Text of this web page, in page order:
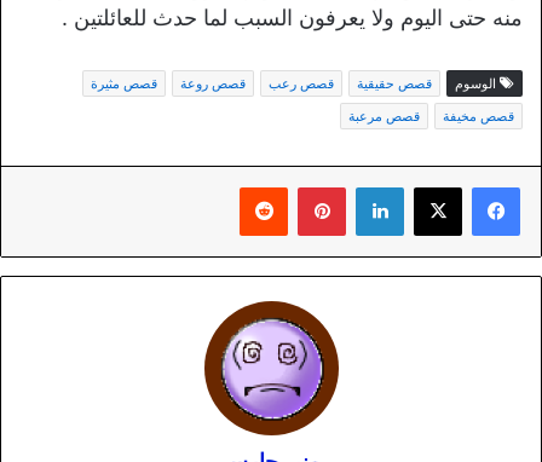
منه حتى اليوم ولا يعرفون السبب لما حدث للعائلتين .
الوسوم قصص حقيقية قصص رعب قصص روعة
قصص مثيرة
قصص مخيفة
قصص مرعبة
لينكدإن بينتيريست